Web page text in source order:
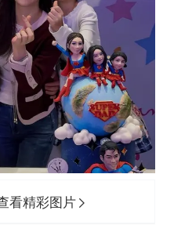
看精彩图片